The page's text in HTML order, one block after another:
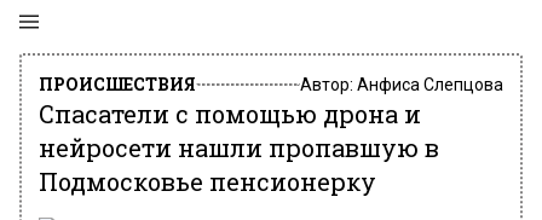
ПРОИСШЕСТВИЯ Автор: Анфиса Слепцова
Спасатели с помощью дрона и
нейросети нашли пропавшую в
Подмосковье пенсионерку